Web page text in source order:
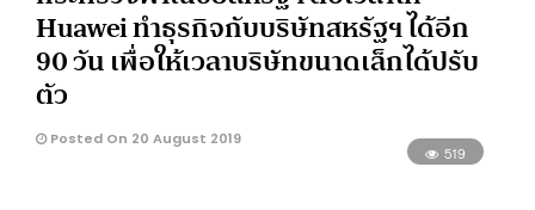
Huawei ทำธุรกิจกับบริษัทสหรัฐฯ ได้อีก
90 วัน เพื่อให้เวลาบริษัทขนาดเล็กได้ปรับ
ตัว
Posted On 20 August 2019
519